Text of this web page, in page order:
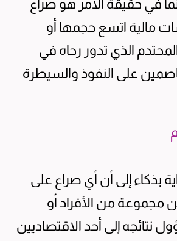
في حقيقة الأمر هو صراع
مالية اتسع حجمها أو
الذي تدور رحاه في
على النفوذ والسيطرة
بذكاء إلى أن أي صراع على
مجموعة من الأفراد أو
إلى أحد الاقتصاديين